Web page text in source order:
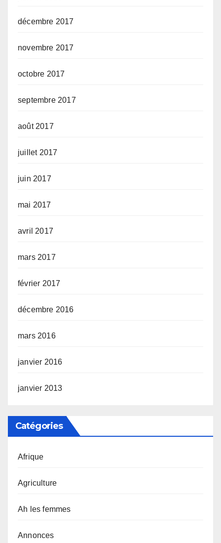
décembre 2017
novembre 2017
octobre 2017
septembre 2017
août 2017
juillet 2017
juin 2017
mai 2017
avril 2017
mars 2017
février 2017
décembre 2016
mars 2016
janvier 2016
janvier 2013
Catégories
Afrique
Agriculture
Ah les femmes
Annonces